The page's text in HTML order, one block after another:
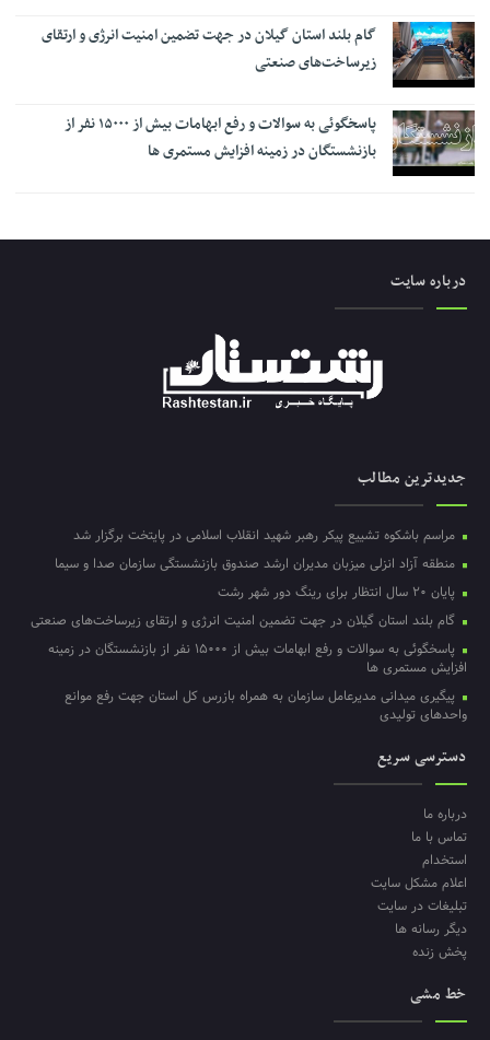
گام بلند استان گیلان در جهت تضمین امنیت انرژی و ارتقای
زیرساخت‌های صنعتی
پاسخگوئی به سوالات و رفع ابهامات بیش از ۱۵۰۰۰ نفر از
بازنشستگان در زمینه افزایش مستمری ها
درباره سایت
جدیدترین مطالب
مراسم باشکوه تشییع پیکر رهبر شهید انقلاب اسلامی در پایتخت برگزار شد
منطقه آزاد انزلی میزبان مدیران ارشد صندوق بازنشستگی سازمان صدا و سیما
پایان ۲۰ سال انتظار برای رینگ دور شهر رشت
گام بلند استان گیلان در جهت تضمین امنیت انرژی و ارتقای زیرساخت‌های صنعتی
پاسخگوئی به سوالات و رفع ابهامات بیش از ۱۵۰۰۰ نفر از بازنشستگان در زمینه
افزایش مستمری ها
پیگیری میدانی مدیرعامل سازمان به همراه بازرس کل استان جهت رفع موانع
واحدهای تولیدی
دسترسی سریع
درباره ما
تماس با ما
استخدام
اعلام مشکل سایت
تبلیغات در سایت
دیگر رسانه ها
پخش زنده
خط مشی